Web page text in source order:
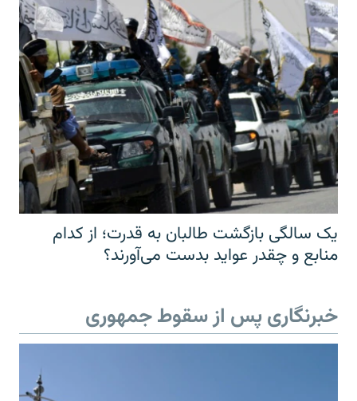
یک سالگی بازگشت طالبان به قدرت؛ از کدام
منابع و چقدر عواید بدست می‌آورند؟
خبرنگاری پس از سقوط جمهوری